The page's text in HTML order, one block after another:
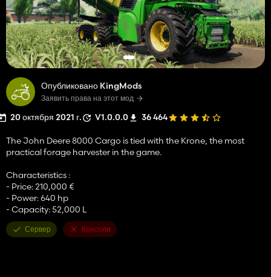
Опубликовано KingMods
Заявить права на этот мод
20 октября 2021 г. V1.0.0.0 36 464
The John Deere 8000 Cargo is tied with the Krone, the most
practical forage harvester in the game.
Characteristics :
- Price: 210,000 €
- Power: 640 hp
- Capacity: 52,000 L
Сервер Консоли